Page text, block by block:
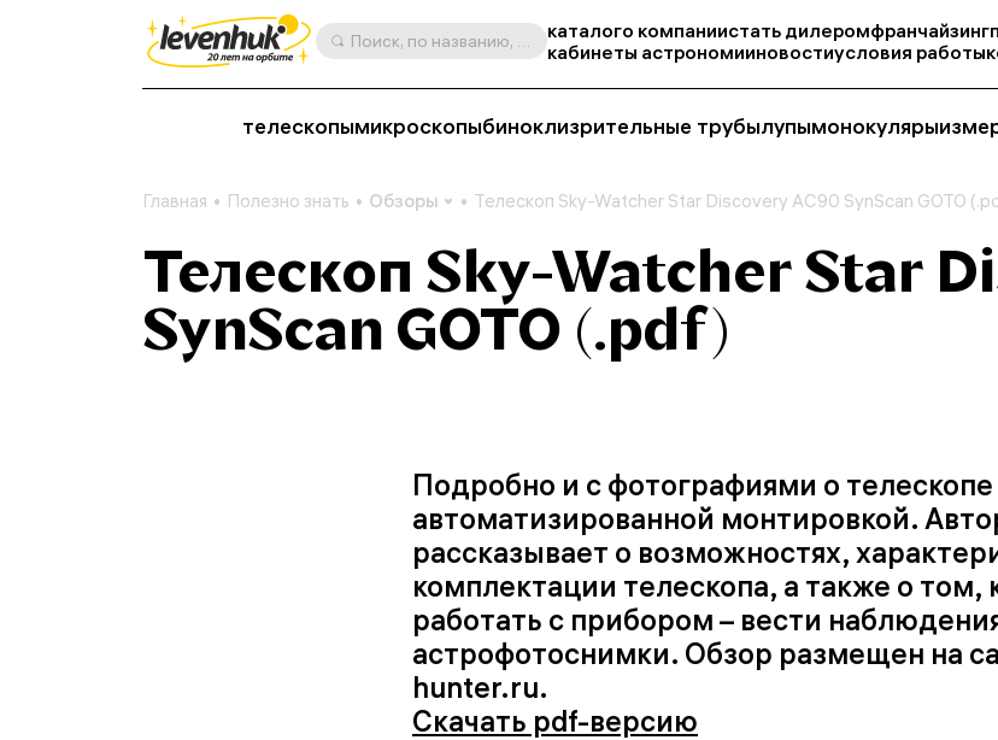
Поиск, по названию, артикулу, категории и др. каталого компаниистать дилеромфранчайзинг
кабинеты астрономииновостиусловия работы
телескопымикроскопыбиноклизрительные трубылупымонокуляры
Главная Полезно знать Обзоры Телескоп Sky-Watcher Star Discovery AC90 SynScan GOTO
Телескоп Sky-Watcher Star
SynScan GOTO (.pdf)
Подробно и с фотографиями о телескопе
автоматизированной монтировкой.
рассказывает о возможностях,
комплектации телескопа, а также о том,
работать с прибором – вести
астрофотоснимки. Обзор размещен на
hunter.ru.
Скачать pdf-версию